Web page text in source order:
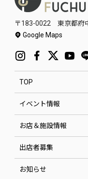
〒183-0022 東京都府
Google Maps
TOP
イベント情報
お店＆施設情報
出店者募集
お知らせ